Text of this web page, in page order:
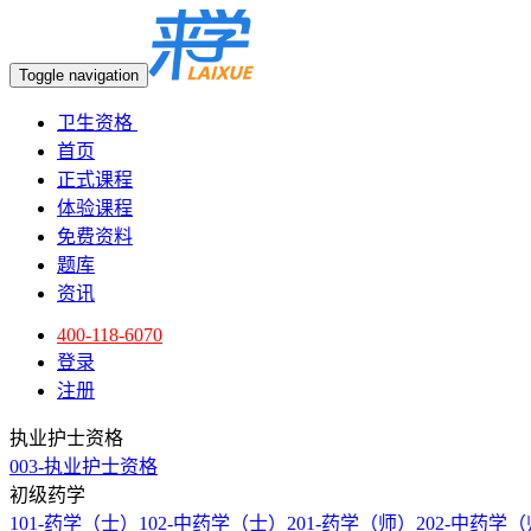
Toggle navigation
卫生资格
首页
正式课程
体验课程
免费资料
题库
资讯
400-118-6070
登录
注册
执业护士资格
003-执业护士资格
初级药学
101-药学（士） 102-中药学（士） 201-药学（师） 202-中药学